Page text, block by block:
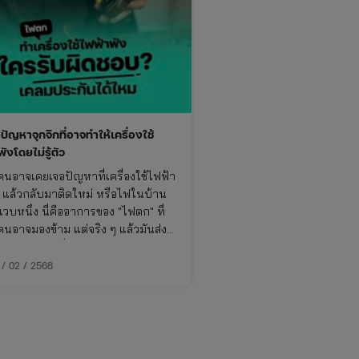
ญหาจุกจิกที่อาจทำให้เครื่องใช้
งโดยไม่รู้ตัว
อาจเคยเจอปัญหาที่เครื่องใช้ไฟฟ้า
ล้วกลับมาติดใหม่ หรือไฟในบ้าน
วบหนึ่ง นี่คืออาการของ "ไฟตก" ที่
นอาจมองข้าม แต่จริง ๆ แล้วมันส่ง
ที่จ่ายเข้ามาในระบบลดลงชั่วคราว
/ 02 / 2568